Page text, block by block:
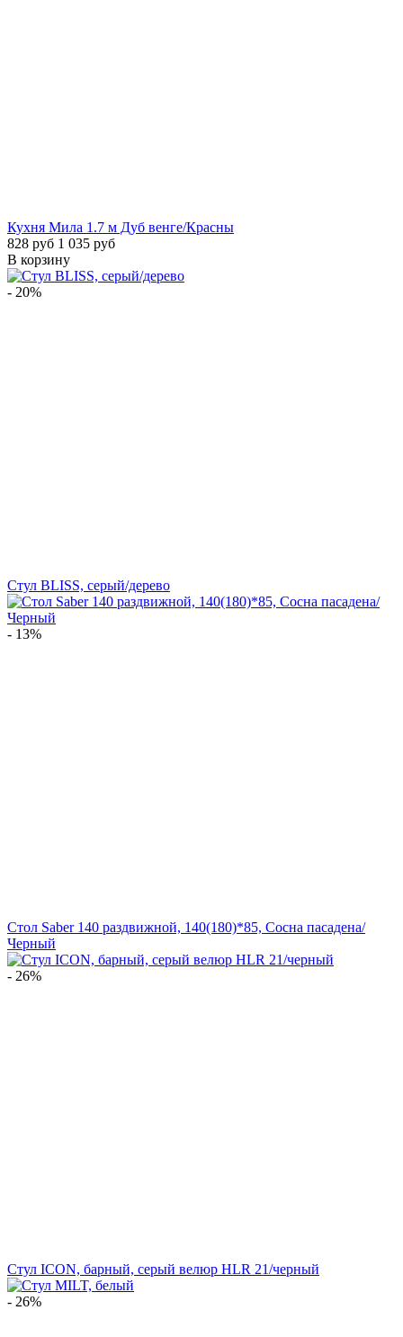
Кухня Мила 1.7 м Дуб венге/Красны
828 руб 1 035 руб
В корзину
- 20%
Стул BLISS, серый/дерево
- 13%
Стол Saber 140 раздвижной, 140(180)*85, Сосна пасадена/
Черный
- 26%
Стул ICON, барный, серый велюр HLR 21/черный
- 26%